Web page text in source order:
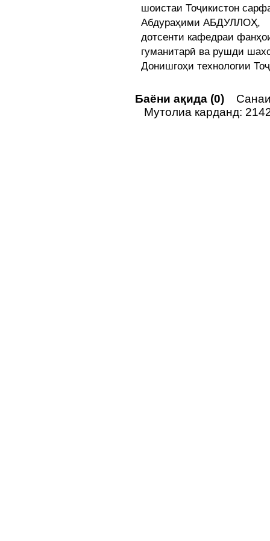
шоистаи Тоҷикистон
Абдураҳими АБДУЛЛОҲ,
дотсенти кафедраи
гуманитарӣ ва рушди
Донишгоҳи технологии
Баёни ақида (0)
Мутолиа карданд: